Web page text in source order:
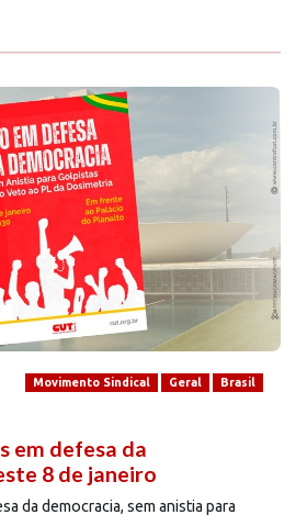
Movimento Sindical Geral Brasil
em defesa da
8 de janeiro
da democracia, sem anistia para